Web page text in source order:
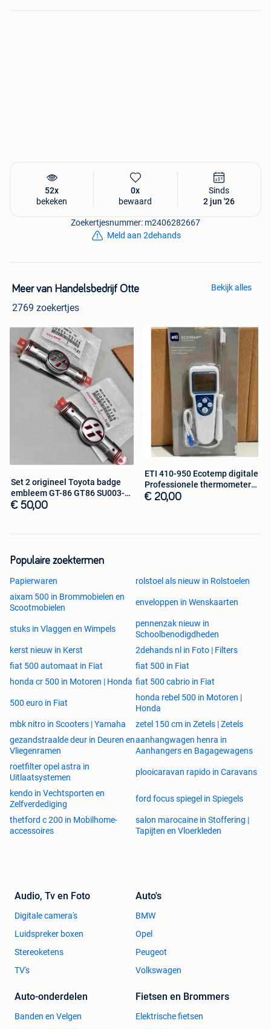
52x
bekeken
0x
bewaard
Sinds
2 jun '26
Zoekertjesnummer: m2406282667
Meld aan 2dehands
Meer van Handelsbedrijf Otte
2769 zoekertjes
Bekijk alles
Set 2 origineel Toyota badge
embleem GT-86 GT86 SU003-
03126
€ 50,00
ETI 410-950 Ecotemp digitale
Professionele thermometer
nieuw
€ 20,00
Populaire zoektermen
Papierwaren
rolstoel als nieuw in Rolstoelen
aixam 500 in Brommobielen en
Scootmobielen
enveloppen in Wenskaarten
stuks in Vlaggen en Wimpels
pennenzak nieuw in
Schoolbenodigdheden
kerst nieuw in Kerst
2dehands nl in Foto | Filters
fiat 500 automaat in Fiat
fiat 500 in Fiat
honda cr 500 in Motoren | Honda fiat 500 cabrio in Fiat
500 euro in Fiat
honda rebel 500 in Motoren |
Honda
mbk nitro in Scooters | Yamaha
zetel 150 cm in Zetels | Zetels
gezandstraalde deur in Deuren en
Vliegenramen
aanhangwagen henra in
Aanhangers en Bagagewagens
roetfilter opel astra in
Uitlaatsystemen
plooicaravan rapido in Caravans
kendo in Vechtsporten en
Zelfverdediging
ford focus spiegel in Spiegels
thetford c 200 in Mobilhome-
accessoires
salon marocaine in Stoffering |
Tapijten en Vloerkleden
Audio, Tv en Foto
Digitale camera's
Luidspreker boxen
Stereoketens
TV's
Auto's
BMW
Opel
Peugeot
Volkswagen
Auto-onderdelen
Banden en Velgen
Fietsen en Brommers
Elektrische fietsen